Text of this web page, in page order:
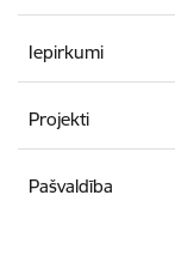
Iepirkumi
Projekti
Pašvaldība